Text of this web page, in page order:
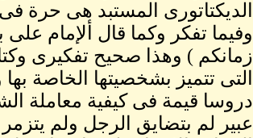
الديكتاتورى المستبد هى حرة
وفيما تفكر وكما قال ألإمام
زمانكم ) وهذا صحيح تفكيرى
التى تتميز بشخصيتها الخاصة
دروسا قيمة فى كيفية معاملة
عبير لم بتضايق الرجل ولم